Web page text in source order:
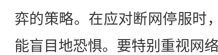
弈的策略。在应对断网停服时
能盲目地恐惧。要特别重视网